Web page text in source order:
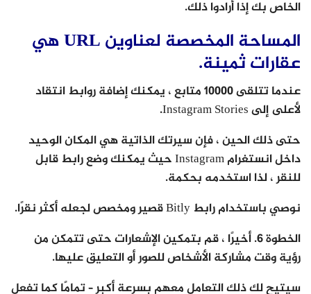
الخاص بك إذا أرادوا ذلك.
المساحة المخصصة لعناوين URL هي
عقارات ثمينة.
عندما تتلقى 10000 متابع ، يمكنك إضافة روابط انتقاد
لأعلى إلى Instagram Stories.
حتى ذلك الحين ، فإن سيرتك الذاتية هي المكان الوحيد
داخل انستغرام Instagram حيث يمكنك وضع رابط قابل
للنقر ، لذا استخدمه بحكمة.
نوصي باستخدام رابط Bitly قصير ومخصص لجعله أكثر نقرًا.
الخطوة 6. أخيرًا ، قم بتمكين الإشعارات حتى تتمكن من
رؤية وقت مشاركة الأشخاص للصور أو التعليق عليها.
سيتيح لك ذلك التعامل معهم بسرعة أكبر – تمامًا كما تفعل